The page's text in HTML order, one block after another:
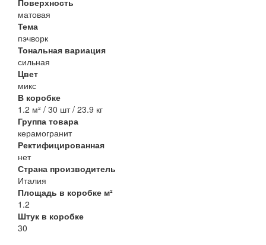
Поверхность
матовая
Тема
пэчворк
Тональная вариация
сильная
Цвет
микс
В коробке
1.2 м² / 30 шт / 23.9 кг
Группа товара
керамогранит
Ректифицированная
нет
Страна производитель
Италия
Площадь в коробке м²
1.2
Штук в коробке
30